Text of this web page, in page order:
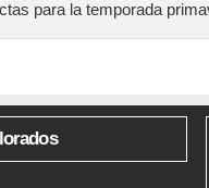
para la temporada